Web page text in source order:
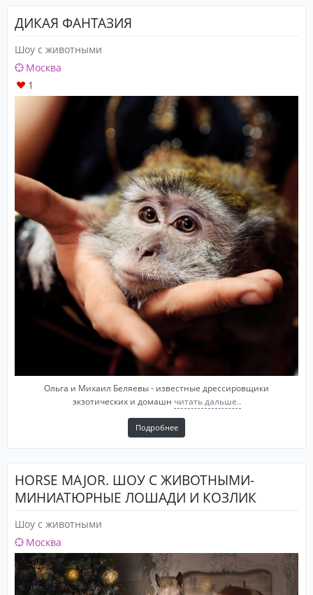
ДИКАЯ ФАНТАЗИЯ
Шоу с животными
Москва
1
Ольга и Михаил Беляевы - известные дрессировщики
экзотических и домашн читать дальше..
Подробнее
HORSE MAJOR. ШОУ С ЖИВОТНЫМИ-
МИНИАТЮРНЫЕ ЛОШАДИ И КОЗЛИК
Шоу с животными
Москва